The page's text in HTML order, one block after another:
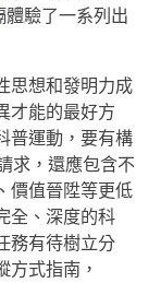
體驗了一系列出
思想和發明力成
才能的最好方
普運動，要有構
求，還應包含不
價值晉陞等更低
全、深度的科
務有待樹立分
方式指南，